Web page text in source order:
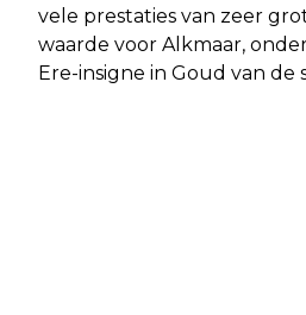
vele prestaties van zeer
waarde voor Alkmaar,
Ere-insigne in Goud van de